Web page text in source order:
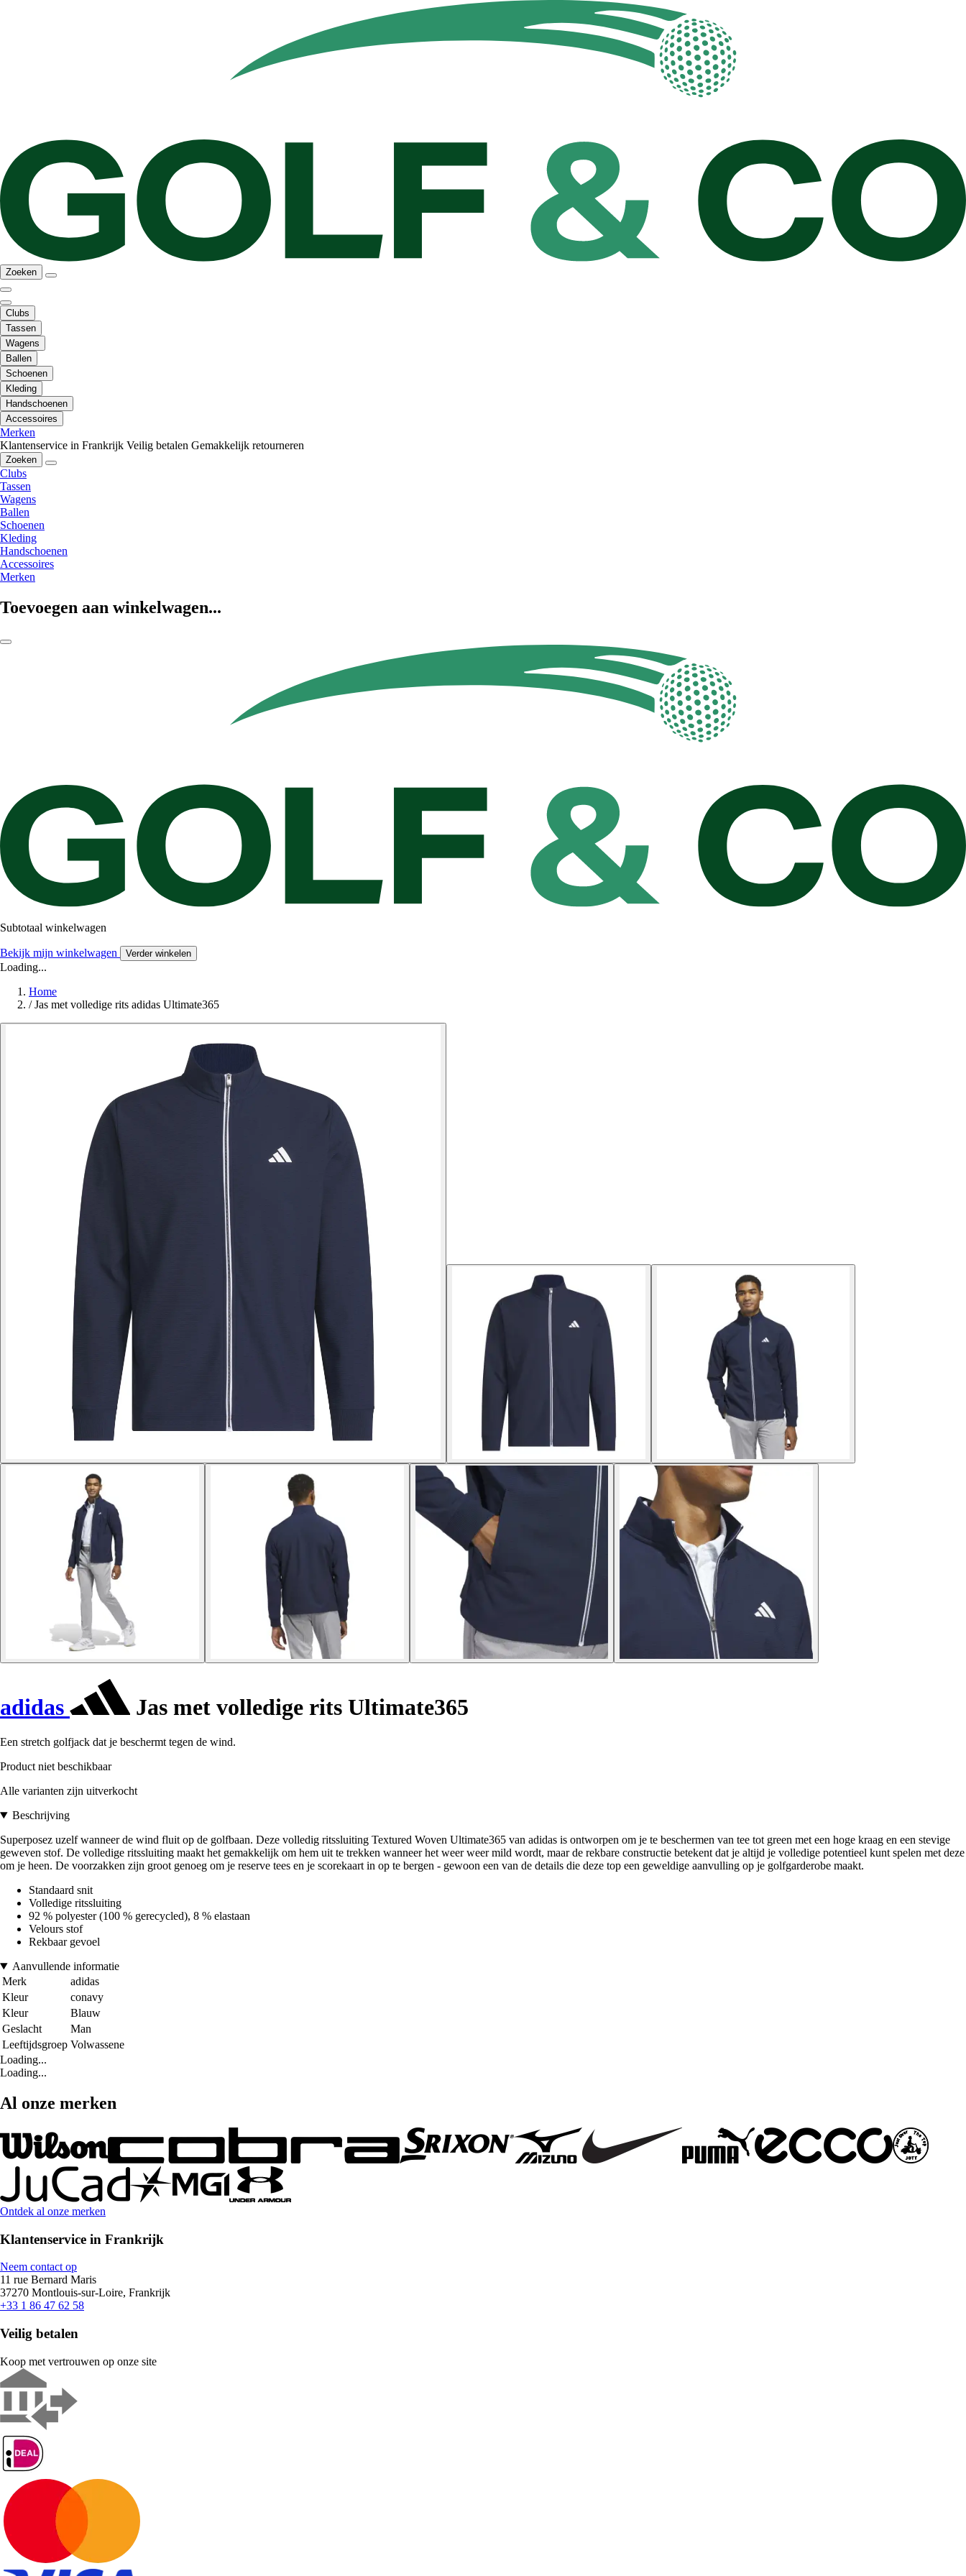
Zoeken
Clubs
Tassen
Wagens
Ballen
Schoenen
Kleding
Handschoenen
Accessoires
Merken
Klantenservice in Frankrijk Veilig betalen Gemakkelijk retourneren
Zoeken
Clubs
Tassen
Wagens
Ballen
Schoenen
Kleding
Handschoenen
Accessoires
Merken
Toevoegen aan winkelwagen...
Subtotaal winkelwagen
Bekijk mijn winkelwagen Verder winkelen
Loading...
Home
/ Jas met volledige rits adidas Ultimate365
adidas Jas met volledige rits Ultimate365
Een stretch golfjack dat je beschermt tegen de wind.
Product niet beschikbaar
Alle varianten zijn uitverkocht
Beschrijving
Superposez uzelf wanneer de wind fluit op de golfbaan. Deze volledig ritssluiting Textured Woven Ultimate365 van adidas is ontworpen om je te beschermen van tee tot green met een hoge kraag en een stevige
geweven stof. De volledige ritssluiting maakt het gemakkelijk om hem uit te trekken wanneer het weer weer mild wordt, maar de rekbare constructie betekent dat je altijd je volledige potentieel kunt spelen met deze
om je heen. De voorzakken zijn groot genoeg om je reserve tees en je scorekaart in op te bergen - gewoon een van de details die deze top een geweldige aanvulling op je golfgarderobe maakt.
Standaard snit
Volledige ritssluiting
92 % polyester (100 % gerecycled), 8 % elastaan
Velours stof
Rekbaar gevoel
Aanvullende informatie
Merk
adidas
Kleur
conavy
Kleur
Blauw
Geslacht
Man
Leeftijdsgroep Volwassene
Loading...
Loading...
Al onze merken
Ontdek al onze merken
Klantenservice in Frankrijk
Neem contact op
11 rue Bernard Maris
37270 Montlouis-sur-Loire, Frankrijk
+33 1 86 47 62 58
Veilig betalen
Koop met vertrouwen op onze site